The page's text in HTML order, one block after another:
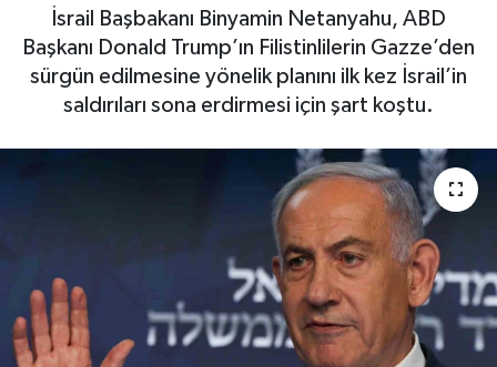
İsrail Başbakanı Binyamin Netanyahu, ABD
Başkanı Donald Trump’ın Filistinlilerin Gazze’den
sürgün edilmesine yönelik planını ilk kez İsrail’in
saldırıları sona erdirmesi için şart koştu.
EĞİTİM
YAŞAM
RESMİ İLANLAR
KÜLTÜR
Son Dakika Haberleri
Haber Arşivi